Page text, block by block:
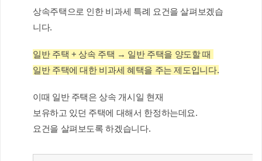
상속주택으로 인한 비과세 특례 요건을 살펴보겠습
니다.
일반 주택 + 상속 주택 → 일반 주택을 양도할 때
일반 주택에 대한 비과세 혜택을 주는 제도입니다.
이때 일반 주택은 상속 개시일 현재
보유하고 있던 주택에 대해서 한정하는데요.
요건을 살펴보도록 하겠습니다.